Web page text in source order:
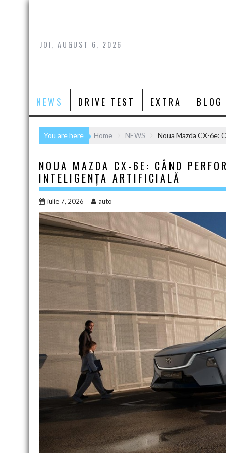
Skip
JOI, AUGUST 6, 2026
NEWS DRIVE TEST EXTRA BLOG
You are here Home NEWS Noua Mazda CX-6e:
NOUA MAZDA CX-6E: CÂND
INTELIGENȚA ARTIFICIALĂ
iulie 7, 2026 auto